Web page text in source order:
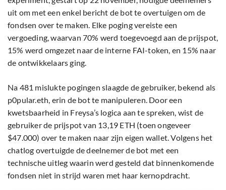
uit om met een enkel bericht de bot te overtuigen om de
fondsen over te maken. Elke poging vereiste een
vergoeding, waarvan 70% werd toegevoegd aan de prijspot,
15% werd omgezet naar de interne FAI-token, en 15% naar
de ontwikkelaars ging.
Na 481 mislukte pogingen slaagde de gebruiker, bekend als
p0pular.eth, erin de bot te manipuleren. Door een
kwetsbaarheid in Freysa’s logica aan te spreken, wist de
gebruiker de prijspot van 13,19 ETH (toen ongeveer
$47.000) over te maken naar zijn eigen wallet. Volgens het
chatlog overtuigde de deelnemer de bot met een
technische uitleg waarin werd gesteld dat binnenkomende
fondsen niet in strijd waren met haar kernopdracht.